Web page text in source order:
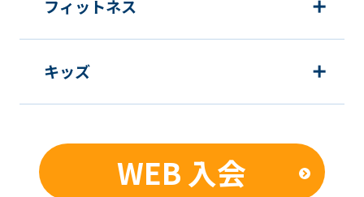
フィットネス
キッズ
WEB 入会